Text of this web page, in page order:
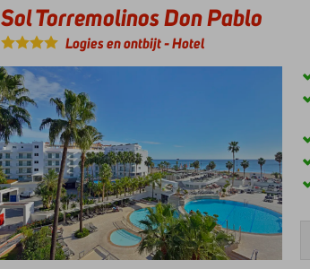
Sol Torremolinos Don Pablo
Logies en ontbijt-Hotel